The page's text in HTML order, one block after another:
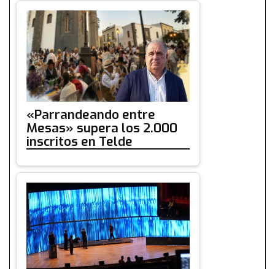
«Parrandeando entre
Mesas» supera los 2.000
inscritos en Telde